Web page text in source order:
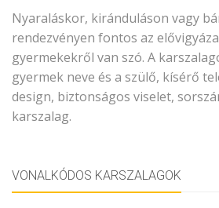
Nyaraláskor, kiránduláson vagy
rendezvényen fontos az
gyermekekről van szó. A
gyermek neve és a szülő, kísérő
design, biztonságos viselet,
karszalag.
VONALKÓDOS KARSZALAGOK